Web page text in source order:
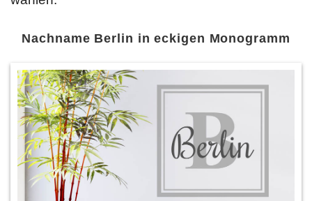
Nachname Berlin in eckigen Monogramm